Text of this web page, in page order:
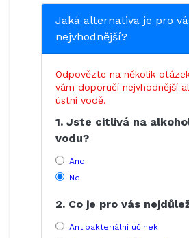
Jaká alternativa je pro
nejvhodnější?
Odpovězte na několik
vám doporučí nejvhodnější
ústní vodě.
1. Jste citlivá na
vodu?
Ano
Ne
2. Co je pro vás
Antibakteriální účinek